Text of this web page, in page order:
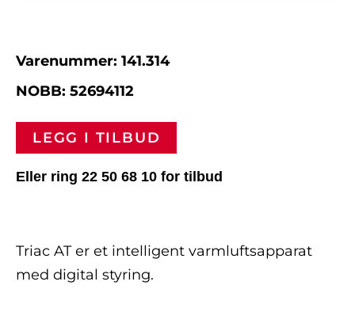
Varenummer: 141.314
NOBB: 52694112
LEGG I TILBUD
Eller ring 22 50 68 10 for tilbud
Triac AT er et intelligent varmluftsapparat
med digital styring.